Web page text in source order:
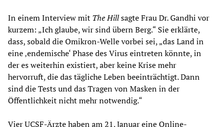
In einem Interview mit The Hillsagte Frau Dr. Gandhi vor
kurzem: „Ich glaube, wir sind übern Berg.“ Sie erklärte,
dass, sobald die Omikron-Welle vorbei sei, „das Land in
eine ‚endemische‘ Phase des Virus eintreten könnte, in
der es weiterhin existiert, aber keine Krise mehr
hervorruft, die das tägliche Leben beeinträchtigt. Dann
sind die Tests und das Tragen von Masken in der
Öffentlichkeit nicht mehr notwendig.“
Vier UCSF-Ärzte haben am 21. Januar eine Online-